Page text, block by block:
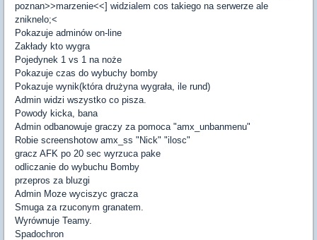
poznan>>marzenie<<] widzialem cos takiego na serwerze ale
zniknelo;<
Pokazuje adminów on-line
Zakłady kto wygra
Pojedynek 1 vs 1 na noże
Pokazuje czas do wybuchy bomby
Pokazuje wynik(która drużyna wygrała, ile rund)
Admin widzi wszystko co pisza.
Powody kicka, bana
Admin odbanowuje graczy za pomoca "amx_unbanmenu"
Robie screenshotow amx_ss "Nick" "ilosc"
gracz AFK po 20 sec wyrzuca pake
odliczanie do wybuchu Bomby
przepros za bluzgi
Admin Moze wyciszyc gracza
Smuga za rzuconym granatem.
Wyrównuje Teamy.
Spadochron